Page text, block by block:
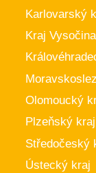
Karlovarský
Kraj Vysočina
Olomoucký
Plzeňský kraj
Středočeský
Ústecký kraj